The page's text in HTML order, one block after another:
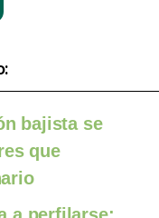
bajista se
que